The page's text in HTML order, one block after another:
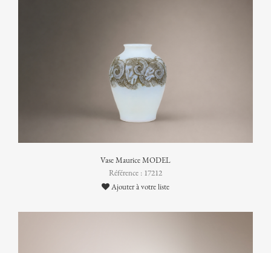
Vase Maurice MODEL
Référence : 17212
Ajouter à votre liste